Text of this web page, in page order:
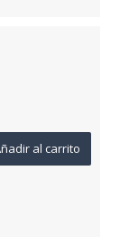
al carrito